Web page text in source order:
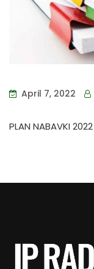
April 7, 2022
PLAN NABAVKI 2022